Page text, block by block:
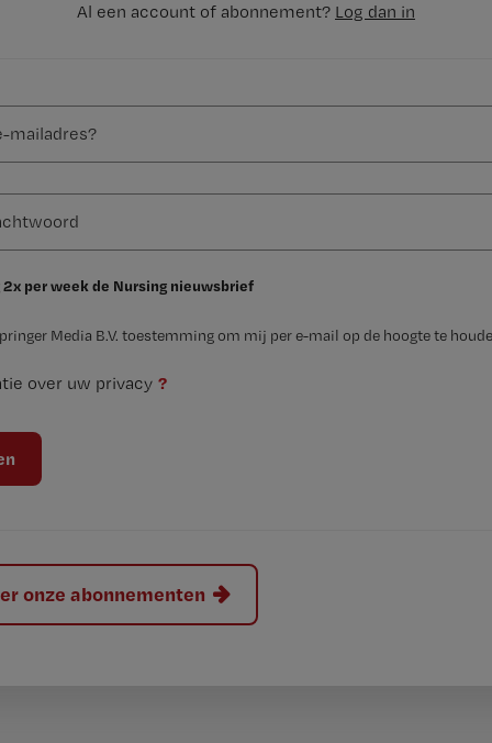
Al een account of abonnement? Log dan in
2x per week de Nursing nieuwsbrief
Media B.V. toestemming om mij per e-mail op de hoogte te
over uw privacy ?
onze abonnementen